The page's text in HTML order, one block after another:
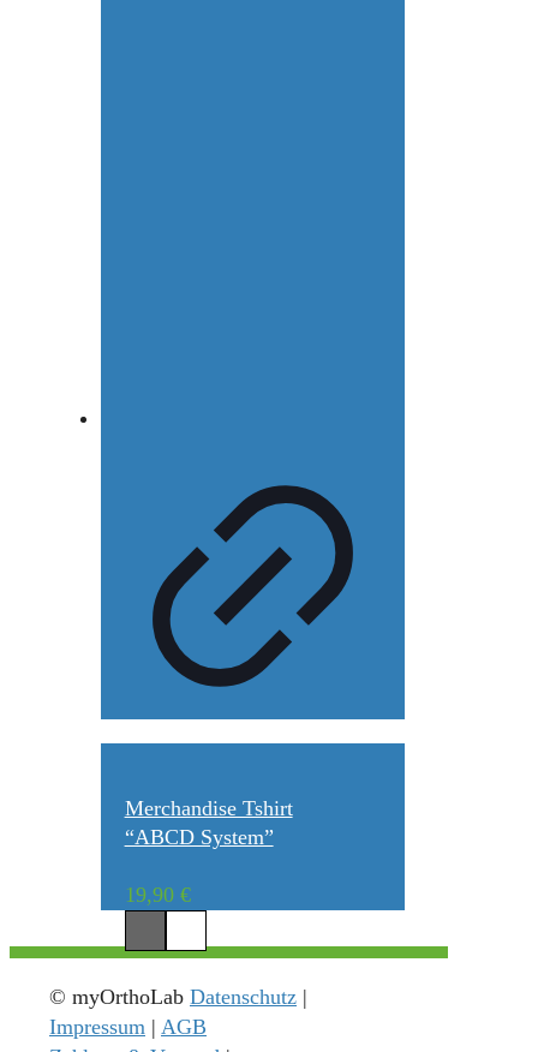
Merchandise Tshirt
“ABCD System”
19,90 €
© myOrthoLab Datenschutz |
Impressum | AGB